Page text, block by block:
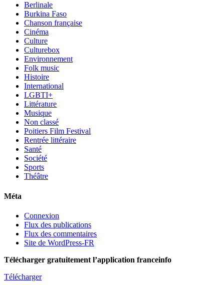
Berlinale
Burkina Faso
Chanson française
Cinéma
Culture
Culturebox
Environnement
Folk music
Histoire
International
LGBTI+
Littérature
Musique
Non classé
Poitiers Film Festival
Rentrée littéraire
Santé
Société
Sports
Théâtre
Méta
Connexion
Flux des publications
Flux des commentaires
Site de WordPress-FR
Télécharger gratuitement l’application franceinfo
Télécharger